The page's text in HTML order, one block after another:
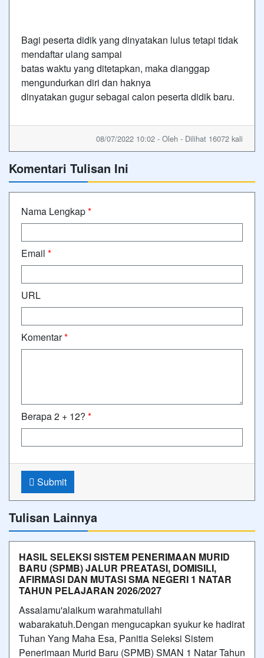
Bagi peserta didik yang dinyatakan lulus tetapi tidak
mendaftar ulang sampai
batas waktu yang ditetapkan, maka dianggap
mengundurkan diri dan haknya
dinyatakan gugur sebagai calon peserta didik baru.
08/07/2022 10:02 - Oleh - Dilihat 16072 kali
Komentari Tulisan Ini
Nama Lengkap*
Email *
URL
Komentar*
Berapa 2 + 12? *
Submit
Tulisan Lainnya
HASIL SELEKSI SISTEM PENERIMAAN MURID
BARU (SPMB) JALUR PREATASI, DOMISILI,
AFIRMASI DAN MUTASI SMA NEGERI 1 NATAR
TAHUN PELAJARAN 2026/2027
Assalamu'alaikum warahmatullahi
wabarakatuh.Dengan mengucapkan syukur ke hadirat
Tuhan Yang Maha Esa, Panitia Seleksi Sistem
Penerimaan Murid Baru (SPMB) SMAN 1 Natar Tahun